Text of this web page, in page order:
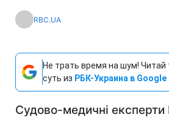
RBC.UA
Не трать время на шум! Читай
суть из РБК-Украина в Google
Судово-медичні